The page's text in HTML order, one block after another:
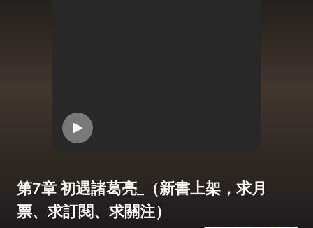
第7章 初遇諸葛亮_（新書上架，求月
票、求訂閱、求關注）